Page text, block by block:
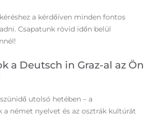
a kérdőíven minden fontos
Csapatunk rövid időn belül
a Deutsch in Graz-al az Ön
utolsó hetében – a
a német nyelvet és az osztrák kultúrát